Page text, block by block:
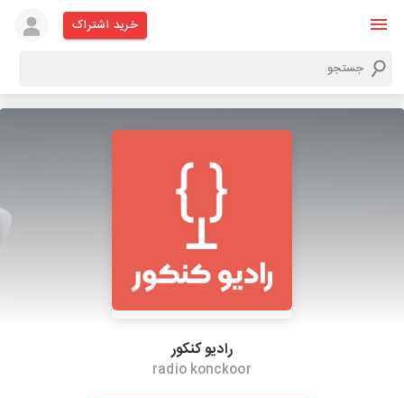
خرید اشتراک
رادیو کنکور
radio konckoor